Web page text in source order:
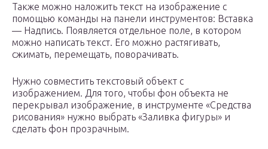
Также можно наложить текст на изображение с
помощью команды на панели инструментов: Вставка
— Надпись. Появляется отдельное поле, в котором
можно написать текст. Его можно растягивать,
сжимать, перемещать, поворачивать.
Нужно совместить текстовый объект с
изображением. Для того, чтобы фон объекта не
перекрывал изображение, в инструменте «Средства
рисования» нужно выбрать «Заливка фигуры» и
сделать фон прозрачным.